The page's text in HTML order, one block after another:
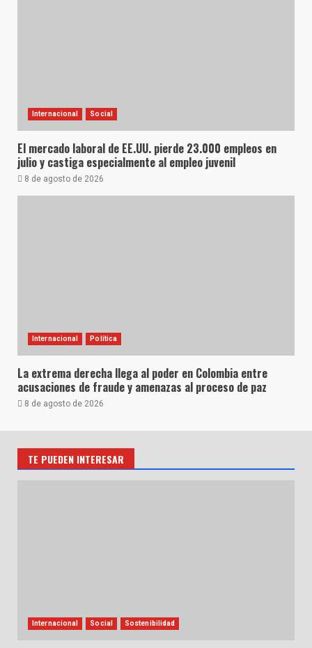
Internacional Social
El mercado laboral de EE.UU. pierde 23.000 empleos en
julio y castiga especialmente al empleo juvenil
8 de agosto de 2026
Internacional Política
La extrema derecha llega al poder en Colombia entre
acusaciones de fraude y amenazas al proceso de paz
8 de agosto de 2026
TE PUEDEN INTERESAR
Internacional Social Sostenibilidad